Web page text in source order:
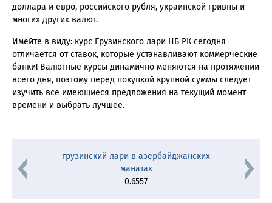
доллара и евро, российского рубля, украинской гривны и
многих других валют.
Имейте в виду: курс Грузинского лари НБ РК сегодня
отличается от ставок, которые устанавливают коммерческие
банки! Валютные курсы динамично меняются на протяжении
всего дня, поэтому перед покупкой крупной суммы следует
изучить все имеющиеся предложения на текущий момент
времени и выбрать лучшее.
грузинский лари в азербайджанских
манатах
0.6557